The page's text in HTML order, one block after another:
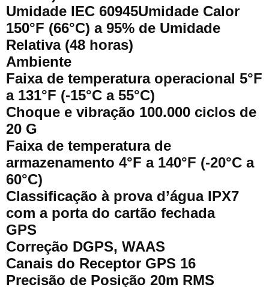
Umidade IEC 60945Umidade Calor
150°F (66°C) a 95% de Umidade
Relativa (48 horas)
Ambiente
Faixa de temperatura operacional 5°F
a 131°F (-15°C a 55°C)
Choque e vibração 100.000 ciclos de
20 G
Faixa de temperatura de
armazenamento 4°F a 140°F (-20°C a
60°C)
Classificação à prova d’água IPX7
com a porta do cartão fechada
GPS
Correção DGPS, WAAS
Canais do Receptor GPS 16
Precisão de Posição 20m RMS